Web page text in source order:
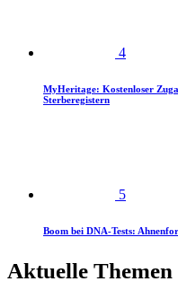
4
MyHeritage: Kostenloser
Sterberegistern
5
Boom bei DNA-Tests:
Aktuelle Themen